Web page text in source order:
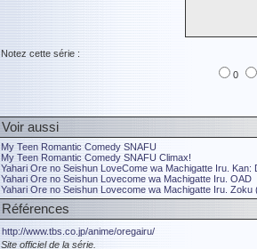
Notez cette série :
0
Voir aussi
My Teen Romantic Comedy SNAFU
My Teen Romantic Comedy SNAFU Climax!
Yahari Ore no Seishun LoveCome wa Machigatte Iru.
Yahari Ore no Seishun Lovecome wa Machigatte Iru. OAD
Yahari Ore no Seishun Lovecome wa Machigatte Iru. Zoku
Références
http://www.tbs.co.jp/anime/oregairu/
Site officiel de la série.